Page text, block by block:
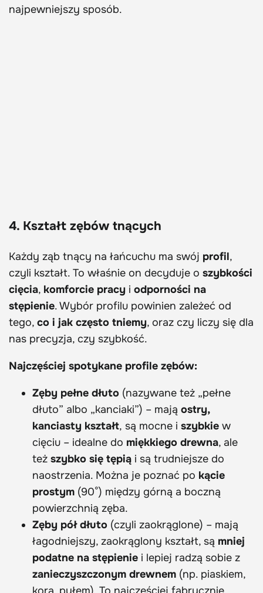
najpewniejszy sposób.
4. Kształt zębów tnących
Każdy ząb tnący na łańcuchu ma swój profil,
czyli kształt. To właśnie on decyduje o szybkości
cięcia, komforcie pracy i odporności na
stępienie. Wybór profilu powinien zależeć od
tego, co i jak często tniemy, oraz czy liczy się dla
nas precyzja, czy szybkość.
Najczęściej spotykane profile zębów:
Zęby pełne dłuto (nazywane też „pełne
dłuto” albo „kanciaki”) – mają ostry,
kanciasty kształt, są mocne i szybkie w
cięciu – idealne do miękkiego drewna, ale
też szybko się tępią i są trudniejsze do
naostrzenia. Można je poznać po kącie
prostym (90°) między górną a boczną
powierzchnią zęba.
Zęby pół dłuto (czyli zaokrąglone) – mają
łagodniejszy, zaokrąglony kształt, są mniej
podatne na stępienie i lepiej radzą sobie z
zanieczyszczonym drewnem (np. piaskiem,
korą, pyłem). To najczęściej fabrycznie